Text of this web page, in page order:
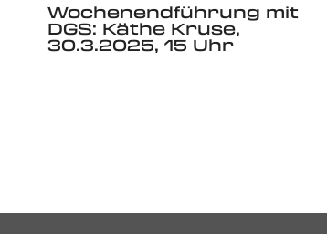
Wochenendführung mit
DGS: Käthe Kruse,
30.3.2025, 15 Uhr